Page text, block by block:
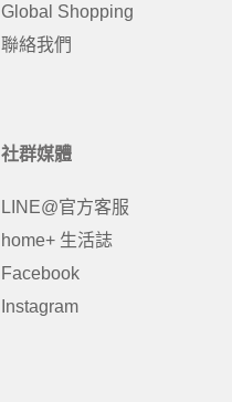
Global Shopping
聯絡我們
社群媒體
LINE@官方客服
home+ 生活誌
Facebook
Instagram